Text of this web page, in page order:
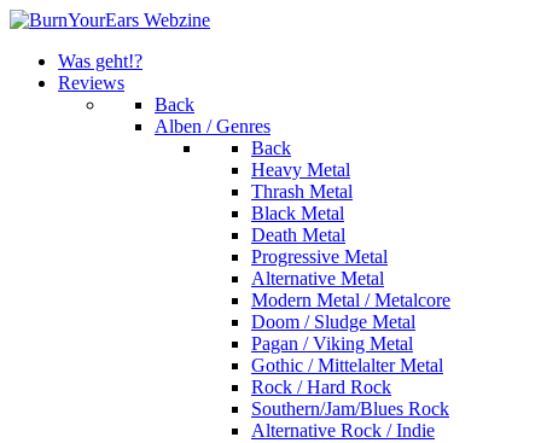
Was geht!?
Reviews
Back
Alben / Genres
Back
Heavy Metal
Thrash Metal
Black Metal
Death Metal
Progressive Metal
Alternative Metal
Modern Metal / Metalcore
Doom / Sludge Metal
Pagan / Viking Metal
Gothic / Mittelalter Metal
Rock / Hard Rock
Southern/Jam/Blues Rock
Alternative Rock / Indie